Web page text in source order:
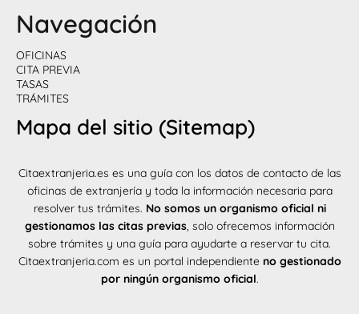
Navegación
OFICINAS
CITA PREVIA
TASAS
TRÁMITES
Mapa del sitio (Sitemap)
Citaextranjeria.es es una guía con los datos de contacto de las
oficinas de extranjería y toda la información necesaria para
resolver tus trámites. No somos un organismo oficial ni
gestionamos las citas previas, solo ofrecemos información
sobre trámites y una guía para ayudarte a reservar tu cita.
Citaextranjeria.com es un portal independiente no gestionado
por ningún organismo oficial.